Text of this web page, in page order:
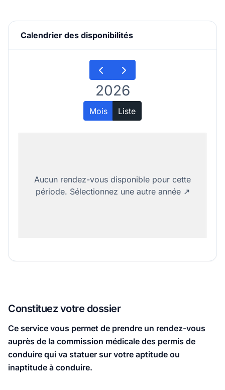
Calendrier des disponibilités
2026
Mois Liste
Constituez votre dossier
Ce service vous permet de prendre un rendez-vous
auprès de la commission médicale des permis de
conduire qui va statuer sur votre aptitude ou
inaptitude à conduire.